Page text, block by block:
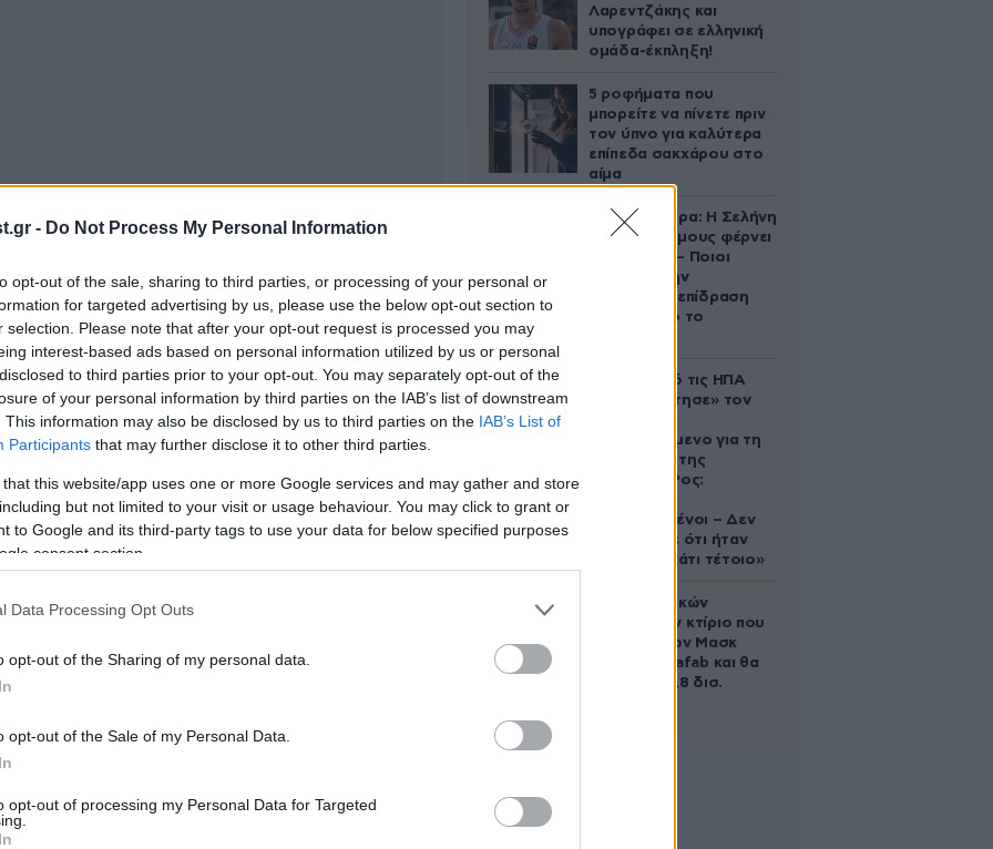
- Do Not Process My Personal Information
opt-out of the sale, sharing to third parties, or processing of your personal or
for targeted advertising by us, please use the below opt-out section to
selection. Please note that after your opt-out request is processed you may
interest-based ads based on personal information utilized by us or personal
to third parties prior to your opt-out. You may separately opt-out of the
of your personal information by third parties on the IAB’s list of downstream
This information may also be disclosed by us to third parties on the IAB’s List of
Participants that may further disclose it to other third parties.
that this website/app uses one or more Google services and may gather and store
but not limited to your visit or usage behaviour. You may click to grant or
to Google and its third-party tags to use your data for below specified purposes
consent section.
Data Processing Opt Outs
opt-out of the Sharing of my personal data.
opt-out of the Sale of my Personal Data.
opt-out of processing my Personal Data for Targeted
με στόχο να αλλάξει τη λογική, τη
οποίοι τείνουν συχνά προς τη βία, με
σκηνικά τα οποία προκαλούν πληγές όχι μόνο
στην κοινωνία γενικότερα.
Λαρεντζάκης και
υπογράφει σε ελληνική
ομάδα-έκπληξη!
5 ροφήματα που
μπορείτε να πίνετε πριν
τον ύπνο για καλύτερα
επίπεδα σακχάρου στο
αίμα
Ζώδια σήμερα: Η Σελήνη
στους Διδύμους φέρνει
ανατροπές – Ποιοι
δέχονται την
ευεργετική επίδραση
του Δία από το
Ζευγάρι από τις ΗΠΑ
που «υιοθέτησε» τον
κατηγορούμενο για τη
δολοφονία της
Ελίζαμπεθ Ρος:
συντετριμμένοι – Δεν
έδειξε ποτέ ότι ήταν
ικανός για κάτι τέτοιο»
Το φαραωνικών
διαστάσεων κτίριο που
χτίζει ο Έλον Μασκ
λέγεται Terafab και θα
κοστίσει 16,8 δισ.